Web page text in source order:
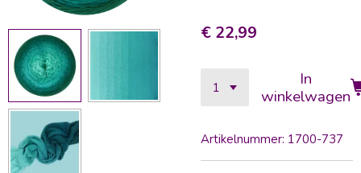
€ 22,99
In
winkelwagen
Artikelnummer: 1700-737